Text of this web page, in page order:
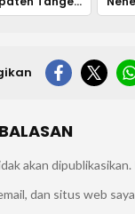
akan dipublikasikan.
dan situs web